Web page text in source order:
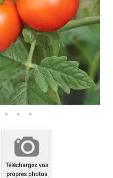
Téléchargez vos
propres photos